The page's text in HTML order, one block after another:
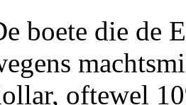
boete die de
oftewel